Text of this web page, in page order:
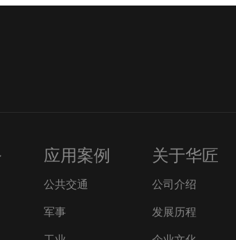
应用案例
公共交通
军事
关于华匠
公司介绍
发展历程